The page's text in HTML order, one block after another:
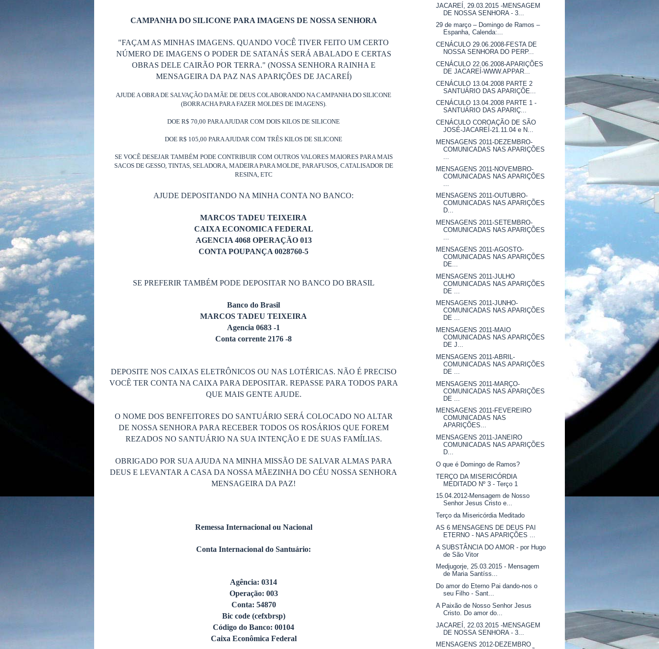
CAMPANHA DO SILICONE PARA IMAGENS DE NOSSA SENHORA
"FAÇAM AS MINHAS IMAGENS. QUANDO VOCÊ TIVER FEITO UM CERTO
NÚMERO DE IMAGENS O PODER DE SATANÁS SERÁ ABALADO E CERTAS
OBRAS DELE CAIRÃO POR TERRA." (NOSSA SENHORA RAINHA E
MENSAGEIRA DA PAZ NAS APARIÇÕES DE JACAREÍ)
AJUDE A OBRA DE SALVAÇÃO DA MÃE DE DEUS COLABORANDO NA CAMPANHA DO SILICONE
(BORRACHA PARA FAZER MOLDES DE IMAGENS).
DOE R$ 70,00 PARA AJUDAR COM DOIS KILOS DE SILICONE
DOE R$ 105,00 PARA AJUDAR COM TRÊS KILOS DE SILICONE
SE VOCÊ DESEJAR TAMBÉM PODE CONTRIBUIR COM OUTROS VALORES MAIORES PARA MAIS
SACOS DE GESSO, TINTAS, SELADORA, MADEIRA PARA MOLDE, PARAFUSOS, CATALISADOR DE
RESINA, ETC
AJUDE DEPOSITANDO NA MINHA CONTA NO BANCO:
MARCOS TADEU TEIXEIRA
CAIXA ECONOMICA FEDERAL
AGENCIA 4068 OPERAÇÃO 013
CONTA POUPANÇA 0028760-5
SE PREFERIR TAMBÉM PODE DEPOSITAR NO BANCO DO BRASIL
Banco do Brasil
MARCOS TADEU TEIXEIRA
Agencia 0683 -1
Conta corrente 2176 -8
DEPOSITE NOS CAIXAS ELETRÔNICOS OU NAS LOTÉRICAS. NÃO É PRECISO
VOCÊ TER CONTA NA CAIXA PARA DEPOSITAR. REPASSE PARA TODOS PARA
QUE MAIS GENTE AJUDE.
O NOME DOS BENFEITORES DO SANTUÁRIO SERÁ COLOCADO NO ALTAR
DE NOSSA SENHORA PARA RECEBER TODOS OS ROSÁRIOS QUE FOREM
REZADOS NO SANTUÁRIO NA SUA INTENÇÃO E DE SUAS FAMÍLIAS.
OBRIGADO POR SUA AJUDA NA MINHA MISSÃO DE SALVAR ALMAS PARA
DEUS E LEVANTAR A CASA DA NOSSA MÃEZINHA DO CÉU NOSSA SENHORA
MENSAGEIRA DA PAZ!
Remessa Internacional ou Nacional
Conta Internacional do Santuário:
Agência: 0314
Operação: 003
Conta: 54870
Bic code (cefxbrsp)
Código do Banco: 00104
Caixa Econômica Federal
JACAREÍ, 29.03.2015 -MENSAGEM
DE NOSSA SENHORA - 3...
29 de março – Domingo de Ramos –
Espanha, Calenda:...
CENÁCULO 29.06.2008-FESTA DE
NOSSA SENHORA DO PERP...
CENÁCULO 22.06.2008-APARIÇÕES
DE JACAREÍ-WWW.APPAR...
CENÁCULO 13.04.2008 PARTE 2
SANTUÁRIO DAS APARIÇÕE...
CENÁCULO 13.04.2008 PARTE 1 -
SANTUÁRIO DAS APARIÇ...
CENÁCULO COROAÇÃO DE SÃO
JOSÉ-JACAREÍ-21.11.04 e N...
MENSAGENS 2011-DEZEMBRO-
COMUNICADAS NAS APARIÇÕES
MENSAGENS 2011-NOVEMBRO-
COMUNICADAS NAS APARIÇÕES
MENSAGENS 2011-OUTUBRO-
COMUNICADAS NAS APARIÇÕES
D...
MENSAGENS 2011-SETEMBRO-
COMUNICADAS NAS APARIÇÕES
...
MENSAGENS 2011-AGOSTO-
COMUNICADAS NAS APARIÇÕES
DE...
MENSAGENS 2011-JULHO
COMUNICADAS NAS APARIÇÕES
DE ...
MENSAGENS 2011-JUNHO-
COMUNICADAS NAS APARIÇÕES
DE ...
MENSAGENS 2011-MAIO
COMUNICADAS NAS APARIÇÕES
DE J...
MENSAGENS 2011-ABRIL-
COMUNICADAS NAS APARIÇÕES
DE ...
MENSAGENS 2011-MARÇO-
COMUNICADAS NAS APARIÇÕES
DE ...
MENSAGENS 2011-FEVEREIRO
COMUNICADAS NAS
APARIÇÕES...
MENSAGENS 2011-JANEIRO
COMUNICADAS NAS APARIÇÕES
D...
O que é Domingo de Ramos?
TERÇO DA MISERICÓRDIA
MEDITADO Nº 3 - Terço 1
15.04.2012-Mensagem de Nosso
Senhor Jesus Cristo e...
Terço da Misericórdia Meditado
AS 6 MENSAGENS DE DEUS PAI
ETERNO - NAS APARIÇÕES ...
A SUBSTÂNCIA DO AMOR - por Hugo
de São Vitor
Medjugorje, 25.03.2015 - Mensagem
de Maria Santíss...
Do amor do Eterno Pai dando-nos o
seu Filho - Sant...
A Paixão de Nosso Senhor Jesus
Cristo. Do amor do...
JACAREÍ, 22.03.2015 -MENSAGEM
DE NOSSA SENHORA - 3...
MENSAGENS 2012-DEZEMBRO